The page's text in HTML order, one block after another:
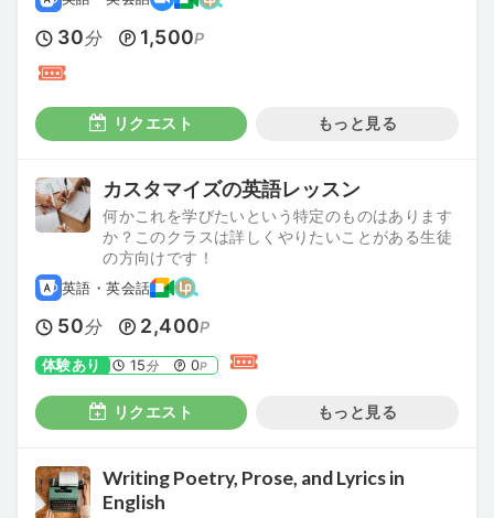
30分 1,500P
リクエスト もっと見る
カスタマイズの英語レッスン
何かこれを学びたいという特定のものはあります
か？このクラスは詳しくやりたいことがある生徒
の方向けです！
英語・英会話
50分 2,400P
体験あり 15分 0P
リクエスト もっと見る
Writing Poetry, Prose, and Lyrics in
English